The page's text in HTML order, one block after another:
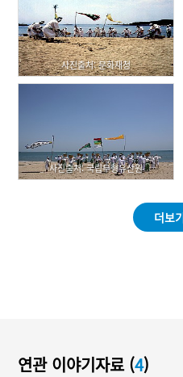
사진출처: 문화재청
사진출처: 국립무형유산원
더보
연관 이야기자료 (4)